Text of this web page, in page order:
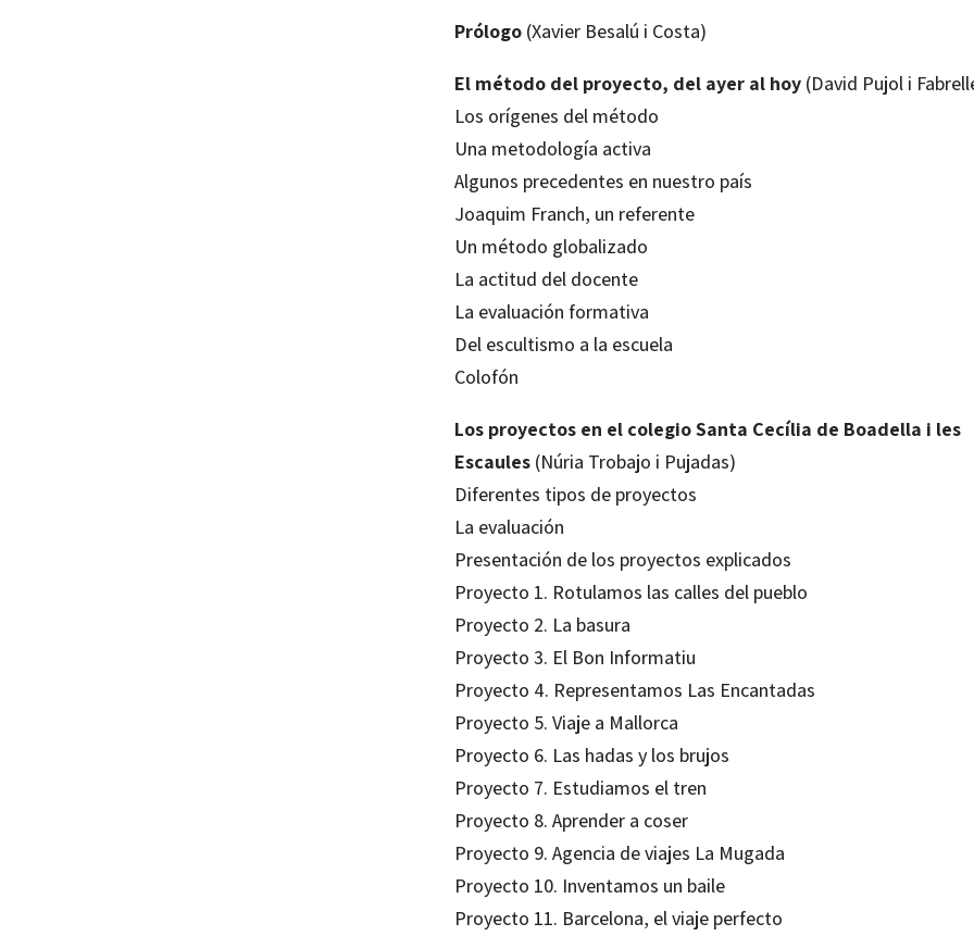
Prólogo(Xavier Besalú i Costa)
El método del proyecto, del ayer al hoy(David Pujol i
Los orígenes del método
Una metodología activa
Algunos precedentes en nuestro país
Joaquim Franch, un referente
Un método globalizado
La actitud del docente
La evaluación formativa
Del escultismo a la escuela
Colofón
Los proyectos en el colegio Santa Cecília de Boadella i les
Escaules(Núria Trobajo i Pujadas)
Diferentes tipos de proyectos
La evaluación
Presentación de los proyectos explicados
Proyecto 1. Rotulamos las calles del pueblo
Proyecto 2. La basura
Proyecto 3. El Bon Informatiu
Proyecto 4. Representamos Las Encantadas
Proyecto 5. Viaje a Mallorca
Proyecto 6. Las hadas y los brujos
Proyecto 7. Estudiamos el tren
Proyecto 8. Aprender a coser
Proyecto 9. Agencia de viajes La Mugada
Proyecto 10. Inventamos un baile
Proyecto 11. Barcelona, el viaje perfecto